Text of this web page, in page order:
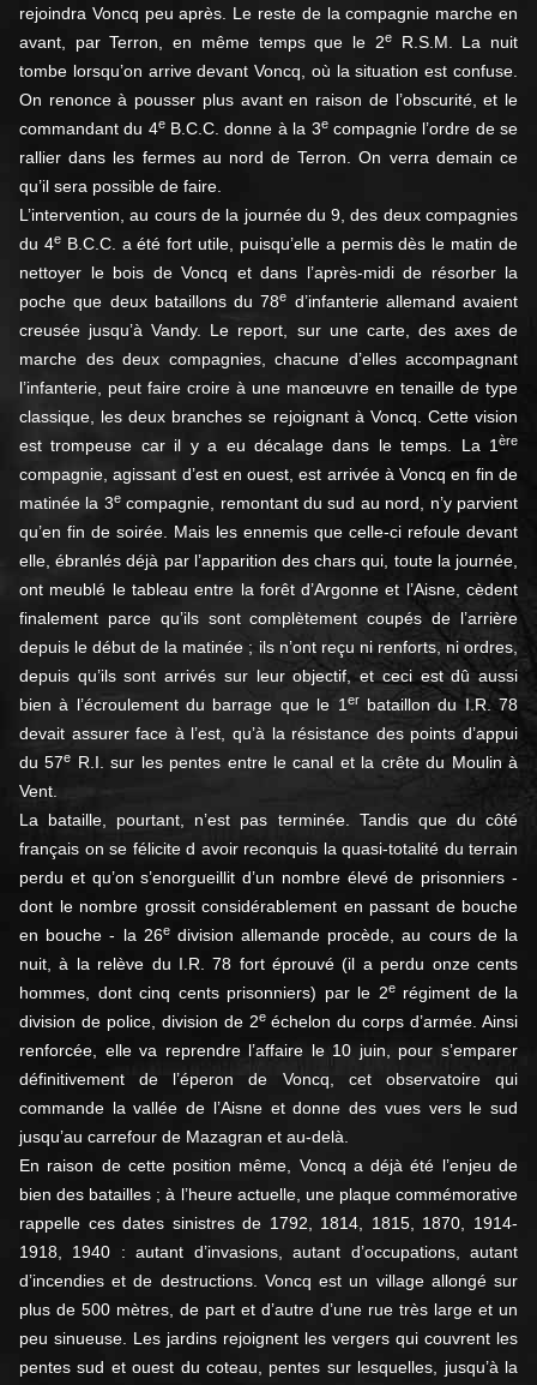
rejoindra Voncq peu après. Le reste de la compagnie marche en
avant, par Terron, en même temps que le 2eR.S.M. La nuit
tombe lorsqu’on arrive devant Voncq, où la situation est confuse.
On renonce à pousser plus avant en raison de l’obscurité, et le
commandant du 4eB.C.C. donne à la 3ecompagnie l’ordre de se
rallier dans les fermes au nord de Terron. On verra demain ce
qu’il sera possible de faire.
L’intervention, au cours de la journée du 9, des deux compagnies
du 4eB.C.C. a été fort utile, puisqu’elle a permis dès le matin de
nettoyer le bois de Voncq et dans l’après-midi de résorber la
poche que deux bataillons du 78e d’infanterie allemand avaient
creusée jusqu’à Vandy. Le report, sur une carte, des axes de
marche des deux compagnies, chacune d’elles accompagnant
l’infanterie, peut faire croire à une manœuvre en tenaille de type
classique, les deux branches se rejoignant à Voncq. Cette vision
est trompeuse car il y a eu décalage dans le temps. La 1 ère
compagnie, agissant d’est en ouest, est arrivée à Voncq en fin de
matinée la 3ecompagnie, remontant du sud au nord, n’y parvient
qu’en fin de soirée. Mais les ennemis que celle-ci refoule devant
elle, ébranlés déjà par l’apparition des chars qui, toute la journée,
ont meublé le tableau entre la forêt d’Argonne et l’Aisne, cèdent
finalement parce qu’ils sont complètement coupés de l’arrière
depuis le début de la matinée ; ils n’ont reçu ni renforts, ni ordres,
depuis qu’ils sont arrivés sur leur objectif, et ceci est dû aussi
bien à l’écroulement du barrage que le 1 erbataillon du I.R. 78
devait assurer face à l’est, qu’à la résistance des points d’appui
du 57e R.I. sur les pentes entre le canal et la crête du Moulin à
Vent.
La bataille, pourtant, n’est pas terminée. Tandis que du côté
français on se félicite d avoir reconquis la quasi-totalité du terrain
perdu et qu’on s’enorgueillit d’un nombre élevé de prisonniers -
dont le nombre grossit considérablement en passant de bouche
en bouche - la 26edivision allemande procède, au cours de la
nuit, à la relève du I.R. 78 fort éprouvé (il a perdu onze cents
hommes, dont cinq cents prisonniers) par le 2erégiment de la
division de police, division de 2eéchelon du corps d’armée. Ainsi
renforcée, elle va reprendre l’affaire le 10 juin, pour s’emparer
définitivement de l’éperon de Voncq, cet observatoire qui
commande la vallée de l’Aisne et donne des vues vers le sud
jusqu’au carrefour de Mazagran et au-delà.
En raison de cette position même, Voncq a déjà été l’enjeu de
bien des batailles ; à l’heure actuelle, une plaque commémorative
rappelle ces dates sinistres de 1792, 1814, 1815, 1870, 1914-
1918, 1940 : autant d’invasions, autant d’occupations, autant
d’incendies et de destructions. Voncq est un village allongé sur
plus de 500 mètres, de part et d’autre d’une rue très large et un
peu sinueuse. Les jardins rejoignent les vergers qui couvrent les
pentes sud et ouest du coteau, pentes sur lesquelles, jusqu’à la